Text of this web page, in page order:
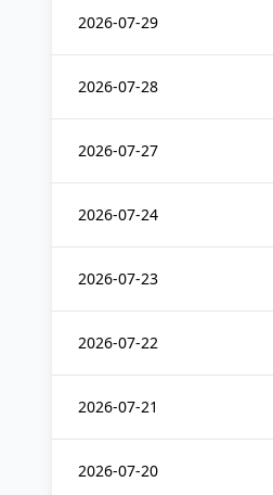
2026-07-29
2026-07-28
2026-07-27
2026-07-24
2026-07-23
2026-07-22
2026-07-21
2026-07-20